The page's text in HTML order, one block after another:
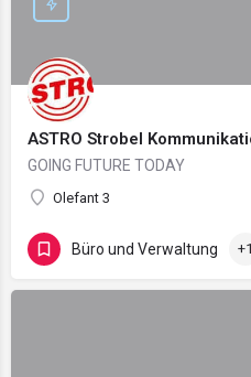
ASTRO Strobel
GOING FUTURE TODAY
Olefant 3
Büro und Verwaltung +1